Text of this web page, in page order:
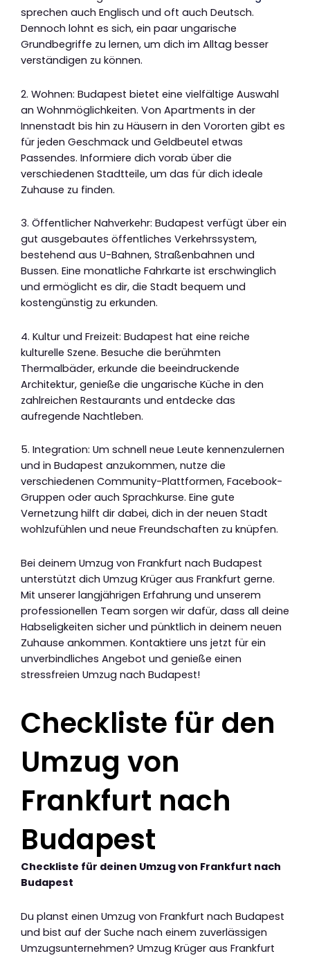
sprechen auch Englisch und oft auch Deutsch.
Dennoch lohnt es sich, ein paar ungarische
Grundbegriffe zu lernen, um dich im Alltag besser
verständigen zu können.
2. Wohnen: Budapest bietet eine vielfältige Auswahl
an Wohnmöglichkeiten. Von Apartments in der
Innenstadt bis hin zu Häusern in den Vororten gibt es
für jeden Geschmack und Geldbeutel etwas
Passendes. Informiere dich vorab über die
verschiedenen Stadtteile, um das für dich ideale
Zuhause zu finden.
3. Öffentlicher Nahverkehr: Budapest verfügt über ein
gut ausgebautes öffentliches Verkehrssystem,
bestehend aus U-Bahnen, Straßenbahnen und
Bussen. Eine monatliche Fahrkarte ist erschwinglich
und ermöglicht es dir, die Stadt bequem und
kostengünstig zu erkunden.
4. Kultur und Freizeit: Budapest hat eine reiche
kulturelle Szene. Besuche die berühmten
Thermalbäder, erkunde die beeindruckende
Architektur, genieße die ungarische Küche in den
zahlreichen Restaurants und entdecke das
aufregende Nachtleben.
5. Integration: Um schnell neue Leute kennenzulernen
und in Budapest anzukommen, nutze die
verschiedenen Community-Plattformen, Facebook-
Gruppen oder auch Sprachkurse. Eine gute
Vernetzung hilft dir dabei, dich in der neuen Stadt
wohlzufühlen und neue Freundschaften zu knüpfen.
Bei deinem Umzug von Frankfurt nach Budapest
unterstützt dich Umzug Krüger aus Frankfurt gerne.
Mit unserer langjährigen Erfahrung und unserem
professionellen Team sorgen wir dafür, dass all deine
Habseligkeiten sicher und pünktlich in deinem neuen
Zuhause ankommen. Kontaktiere uns jetzt für ein
unverbindliches Angebot und genieße einen
stressfreien Umzug nach Budapest!
Checkliste für den
Umzug von
Frankfurt nach
Budapest
Checkliste für deinen Umzug von Frankfurt nach
Budapest
Du planst einen Umzug von Frankfurt nach Budapest
und bist auf der Suche nach einem zuverlässigen
Umzugsunternehmen? Umzug Krüger aus Frankfurt